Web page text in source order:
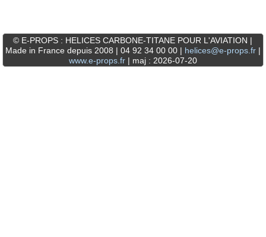
© E-PROPS : HELICES CARBONE-TITANE POUR L'AVIATION |
Made in France depuis 2008 | 04 92 34 00 00 | helices@e-props.fr|
www.e-props.fr| maj : 2026-07-20